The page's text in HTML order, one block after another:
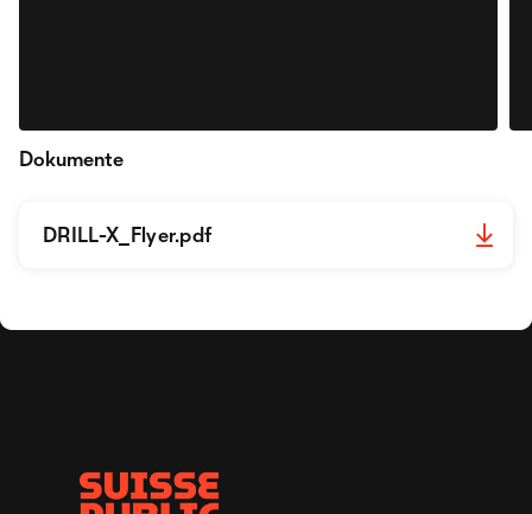
Dokumente
DRILL-X_Flyer.pdf